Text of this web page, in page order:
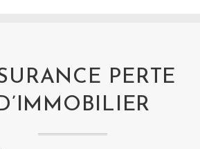
PERTE